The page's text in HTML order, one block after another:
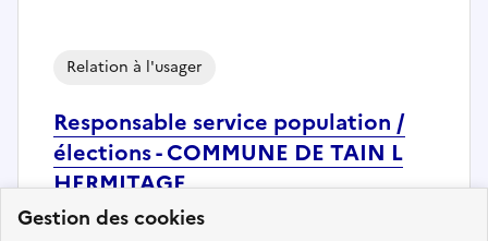
Gestion des cookies
Responsable service population /
élections - COMMUNE DE TAIN L
HERMITAGE
Relation à l'usager
Localisation :
Drôme (26)